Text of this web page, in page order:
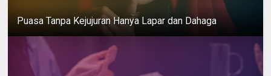
Puasa Tanpa Kejujuran Hanya Lapar dan Dahaga